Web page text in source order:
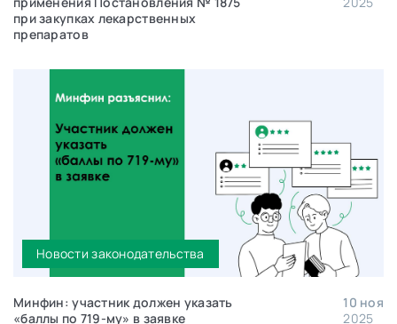
при закупках лекарственных
препаратов
Новости законодательства
Минфин: участник должен указать
«баллы по 719-му» в заявке
10 ноя
2025